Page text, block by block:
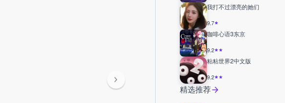
我打不过漂亮的她们
9.7
咖啡心语3东京
9.2
粘粘世界2中文版
9.2
精选推荐